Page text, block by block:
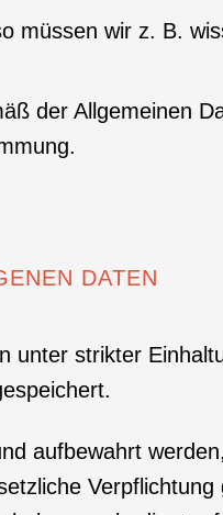
müssen wir z. B.
der Allgemeinen
DATEN
unter strikter
aufbewahrt